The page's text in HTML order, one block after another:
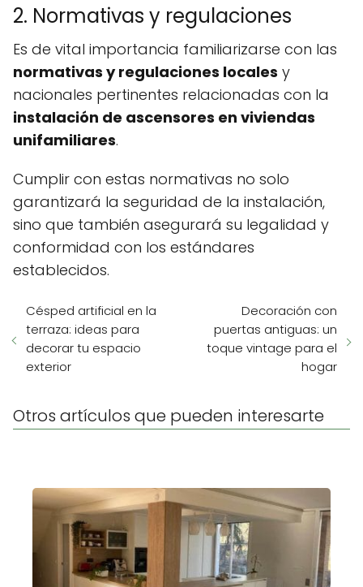
2. Normativas y regulaciones
Es de vital importancia familiarizarse con las
normativas y regulaciones locales y
nacionales pertinentes relacionadas con la
instalación de ascensores en viviendas
unifamiliares.
Cumplir con estas normativas no solo
garantizará la seguridad de la instalación,
sino que también asegurará su legalidad y
conformidad con los estándares
establecidos.
Césped artificial en la
terraza: ideas para
decorar tu espacio
exterior
Decoración con
puertas antiguas: un
toque vintage para el
hogar
Otros artículos que pueden interesarte